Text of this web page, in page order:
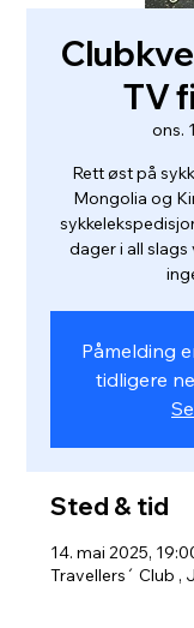
TV
ons.
Rett øst på
Mongolia og
dager i all
Påmelding
tidligere
Sted & tid
14. mai 2025,
Travellers´ Club ,